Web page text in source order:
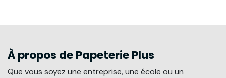
À propos de Papeterie Plus
Que vous soyez une entreprise, une école ou un